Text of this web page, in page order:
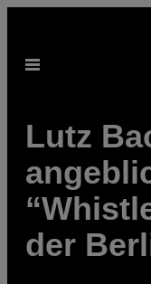
content
Open
Lutz
der